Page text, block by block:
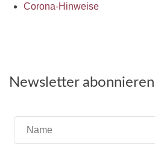
Corona-Hinweise
Newsletter abonnieren